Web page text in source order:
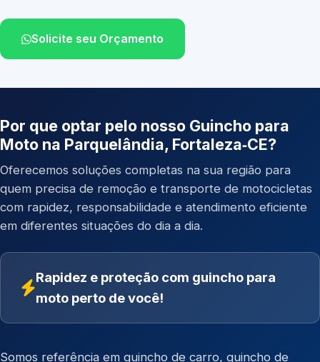
Solicite seu Orçamento
Por que optar pelo nosso Guincho para
Moto na Parquelândia, Fortaleza‑CE?
Oferecemos soluções completas na sua região para
quem precisa de remoção e transporte de motocicletas
com rapidez, responsabilidade e atendimento eficiente
em diferentes situações do dia a dia.
Rapidez e proteção com guincho para
moto perto de você!
Somos referência em guincho de carro, guincho de